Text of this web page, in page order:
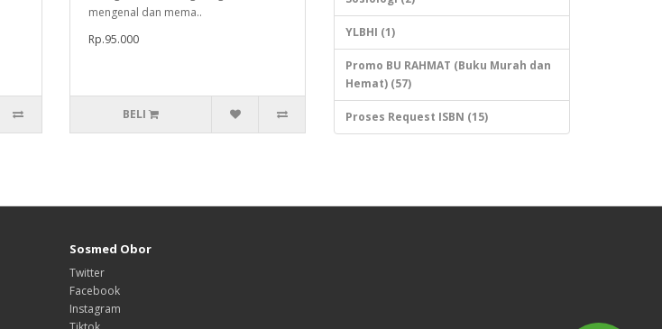
mengenal dan mema..
Rp.95.000
BELI
YLBHI (1)
Promo BU RAHMAT (Buku Murah dan
Hemat) (57)
Proses Request ISBN (15)
Sosmed Obor
Twitter
Facebook
Instagram